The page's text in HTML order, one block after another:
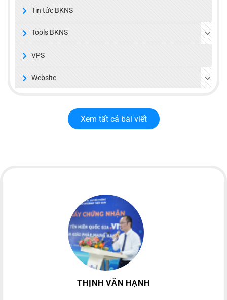
Tin tức BKNS
Tools BKNS
VPS
Website
Xem tất cả bài viết
THỊNH VĂN HẠNH